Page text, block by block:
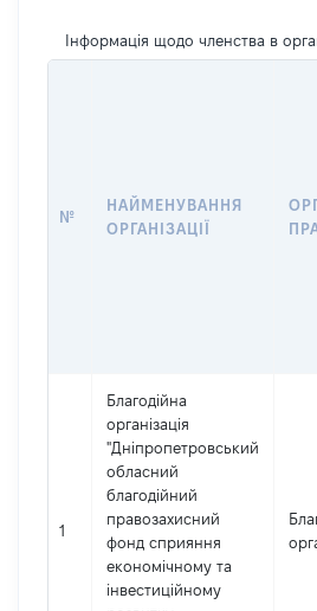
Інформація щодо членства в
№
НАЙМЕНУВАННЯ
ОРГАНІЗАЦІЇ
1
Благодійна
організація
"Дніпропетровський
обласний
благодійний
правозахисний
фонд сприяння
економічному та
інвестиційному